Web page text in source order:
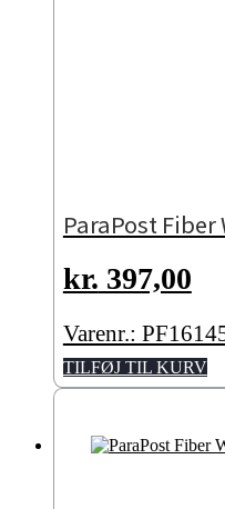
ParaPost
kr. 397,00
Varenr.:
TILFØJ TIL KURV